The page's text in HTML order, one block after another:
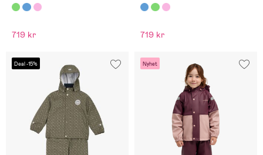
719 kr 719 kr
Deal -15% Nyhet